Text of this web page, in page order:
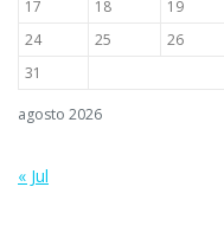
agosto 2026
17
18 19
24
25 26
31
« Jul